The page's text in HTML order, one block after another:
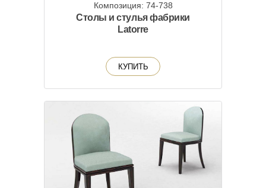
Композиция: 74-738
Столы и стулья фабрики
Latorre
КУПИТЬ